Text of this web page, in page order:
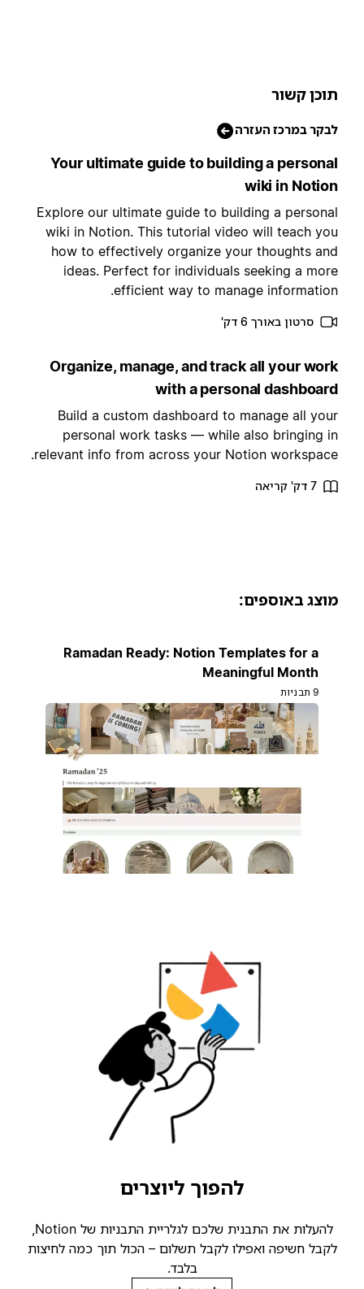
קשור
במרכז העזרה
Your ultimate guide to building a
wiki in
Explore our ultimate guide to building a
wiki in Notion. This tutorial video will teach
how to effectively organize your thoughts
ideas. Perfect for individuals seeking a
efficient way to manage
סרטון באורך 6 דק'
Organize, manage, and track all your
with a personal
Build a custom dashboard to manage all
personal work tasks — while also bringing
relevant info from across your Notion
באוספים:
Ramadan Ready: Notion Templates for a
Meaningful Month
להפוך ליוצרים
להעלות את התבנית שלכם לגלריית התבניות של Notion,
לקבל חשיפה ואפילו לקבל תשלום – הכול תוך כמה לחיצות
בלבד.